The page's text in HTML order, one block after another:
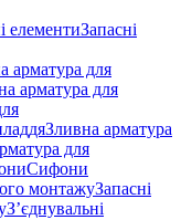
елементиЗапасні
арматура для
арматура для
Зливна арматура
для
Сифони
монтажуЗапасні
З’єднувальні